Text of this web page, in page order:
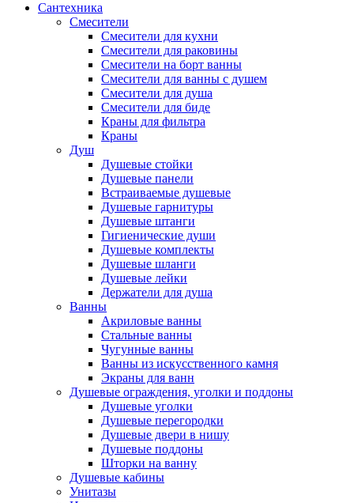
Сантехника
Смесители
Смесители для кухни
Смесители для раковины
Смесители на борт ванны
Смесители для ванны с душем
Смесители для душа
Смесители для биде
Краны для фильтра
Краны
Душ
Душевые стойки
Душевые панели
Встраиваемые душевые
Душевые гарнитуры
Душевые штанги
Гигиенические души
Душевые комплекты
Душевые шланги
Душевые лейки
Держатели для душа
Ванны
Акриловые ванны
Стальные ванны
Чугунные ванны
Ванны из искусственного камня
Экраны для ванн
Душевые ограждения, уголки и поддоны
Душевые уголки
Душевые перегородки
Душевые двери в нишу
Душевые поддоны
Шторки на ванну
Душевые кабины
Унитазы